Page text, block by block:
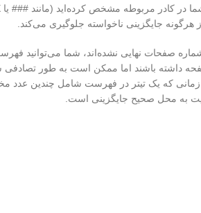
جایگزینی ناخواسته جلوگیری می‌کند.
صفحات نهایی نشده‌اند، شما می‌توانید
داشته باشند اما ممکن است به طور تصادفی
که یک تیتر در فهرست شامل چندین
به محل صحیح جایگزینی است.